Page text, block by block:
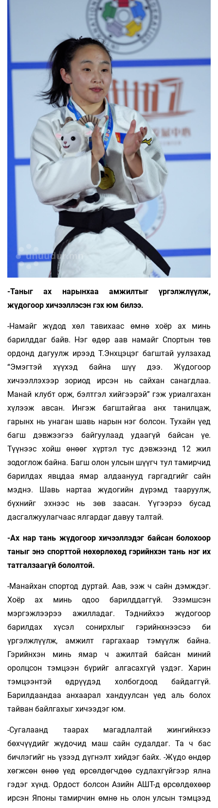
-Таныг ах нарынхаа амжилтыг үргэлжлүүлж,
жүдогоор хичээллэсэн гэх юм билээ.
-Намайг жүдод хөл тавихаас өмнө хоёр ах минь
барилддаг байв. Нэг өдөр аав намайг Спортын төв
ордонд дагуулж ирээд Т.Энхцэцэг багштай уулзахад
“Эмэгтэй хүүхэд байна шүү дээ. Жүдогоор
хичээллэхээр зориод ирсэн нь сайхан санагдлаа.
Манай клубт орж, бэлтгэл хийгээрэй” гэж уриалгахан
хүлээж авсан. Ингэж багштайгаа анх танилцаж,
гарынх нь унаган шавь нарын нэг болсон. Тухайн үед
багш дэвжээгээ байгуулаад удаагүй байсан үе.
Түүнээс хойш өнөөг хүртэл тус дэвжээнд 12 жил
зодоглож байна. Багш олон улсын шүүгч тул тамирчид
барилдах явцдаа ямар алдаанууд гаргадгийг сайн
мэднэ. Шавь нартаа жүдогийн дүрэмд тааруулж,
бүхнийг эхнээс нь зөв заасан. Үүгээрээ бусад
дасгалжуулагчаас ялгардаг давуу талтай.
-Ах нар тань жүдогоор хичээллэдэг бай­сан болохоор
таныг энэ спорттой нөхөрлөхөд гэрийнхэн тань нэг их
татгалзаагүй бололтой.
-Манайхан спортод дуртай. Аав, ээж ч сайн дэмждэг.
Хоёр ах минь одоо барилддаггүй. Эзэмшсэн
мэргэжлээрээ ажилладаг. Тэднийхээ жүдогоор
барилдах хүсэл сонирхлыг гэрийнхнээсээ би
үргэлжлүүлж, амжилт гаргахаар тэмүүлж байна.
Гэрийнхэн минь ямар ч ажилтай байсан миний
оролцсон тэмцээн бүрийг алгасахгүй үздэг. Харин
тэмцээнтэй өдрүүдэд холбогдоод байдаггүй.
Барилдаандаа анхаарал хандуулсан үед аль болох
тайван байлгахыг хичээдэг юм.
-Сугалаанд таарах магадлалтай жингийн­хээ
бөхчүүдийг жүдочид маш сайн судалдаг. Та ч бас
бичлэгийг нь үзээд дүгнэлт хийдэг байх. -Жүдо өндөр
хөгжсөн өнөө үед өрсөлдөгчдөө судлахгүйгээр ялна
гэдэг хүнд. Ордост болсон Азийн АШТ-д өрсөлдөхөөр
ирсэн Японы тамирчин өмнө нь олон улсын тэмцээд